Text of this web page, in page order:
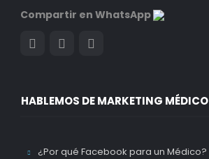
Compartir en WhatsApp
HABLEMOS DE MARKETING MÉDICO
¿Por qué Facebook para un Médico?